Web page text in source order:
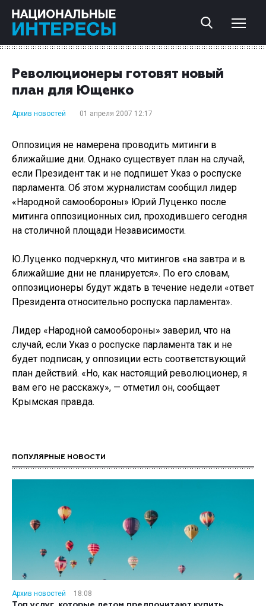
Революционеры готовят новый
план для Ющенко
Архив новостей 01 апреля 2007 12:17
Оппозиция не намерена проводить митинги в
ближайшие дни. Однако существует план на случай,
если Президент так и не подпишет Указ о роспуске
парламента. Об этом журналистам сообщил лидер
«Народной самообороны» Юрий Луценко после
митинга оппозиционных сил, проходившего сегодня
на столичной площади Независимости.
Ю.Луценко подчеркнул, что митингов «на завтра и в
ближайшие дни не планируется». По его словам,
оппозиционеры будут ждать в течение недели «ответ
Президента относительно роспуска парламента».
Лидер «Народной самообороны» заверил, что на
случай, если Указ о роспуске парламента так и не
будет подписан, у оппозиции есть соответствующий
план действий. «Но, как настоящий революционер, я
вам его не расскажу», — отметил он, сообщает
Крымская правда.
ПОПУЛЯРНЫЕ НОВОСТИ
Архив новостей
18:08